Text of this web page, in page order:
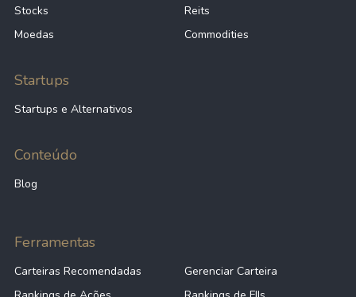
Stocks
Reits
Moedas
Commodities
Startups
Startups e Alternativos
Conteúdo
Blog
Ferramentas
Carteiras Recomendadas
Gerenciar Carteira